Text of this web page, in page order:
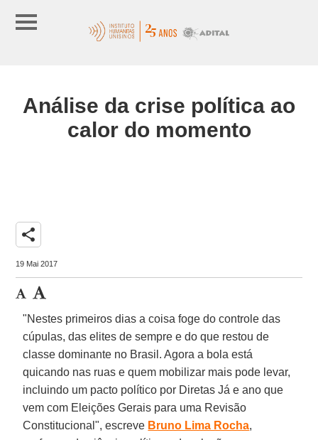
Análise da crise política ao
calor do momento
share
19 Mai 2017
"Nestes primeiros dias a coisa foge do controle das
cúpulas, das elites de sempre e do que restou de
classe dominante no Brasil. Agora a bola está
quicando nas ruas e quem mobilizar mais pode levar,
incluindo um pacto político por Diretas Já e ano que
vem com Eleições Gerais para uma Revisão
Constitucional", escreve Bruno Lima Rocha,